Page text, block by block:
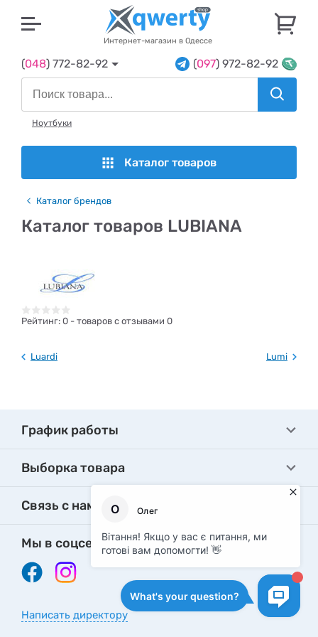
Интернет-магазин в Одессе
(048) 772-82-92 (097) 972-82-92
Ноутбуки
Каталог товаров
Каталог брендов
Каталог товаров LUBIANA
Рейтинг: 0 - товаров с отзывами 0
Luardi Lumi
График работы
Выборка товара
Связь с нами
Мы в соцсетях
Написать директору